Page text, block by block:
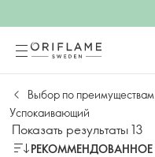
Выбор по преимуществам
Успокаивающий
Показать результаты 13
РЕКОММЕНДОВАННОЕ